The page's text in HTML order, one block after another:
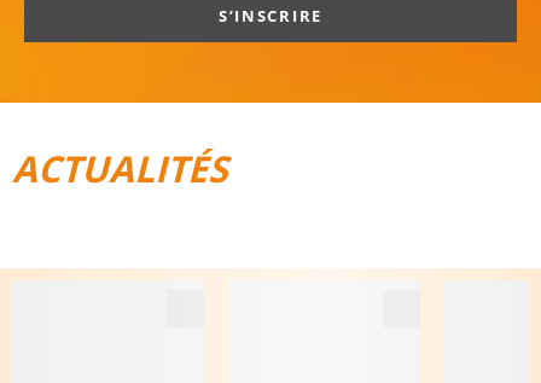
S’INSCRIRE
ACTUALITÉS